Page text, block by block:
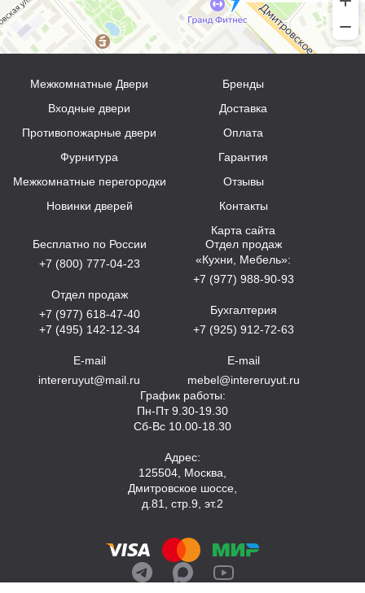
Межкомнатные Двери
Входные двери
Противопожарные двери
Фурнитура
Межкомнатные перегородки
Новинки дверей
Бренды
Доставка
Оплата
Гарантия
Отзывы
Контакты
Карта сайта
Бесплатно по России
+7 (800) 777-04-23
Отдел продаж
+7 (977) 618-47-40
+7 (495) 142-12-34
E-mail
intereruyut@mail.ru
Отдел продаж
«Кухни, Мебель»:
+7 (977) 988-90-93
Бухгалтерия
+7 (925) 912-72-63
E-mail
mebel@intereruyut.ru
График работы:
Пн-Пт 9.30-19.30
Сб-Вс 10.00-18.30
Адрес:
125504, Москва,
Дмитровское шоссе,
д.81, стр.9, эт.2